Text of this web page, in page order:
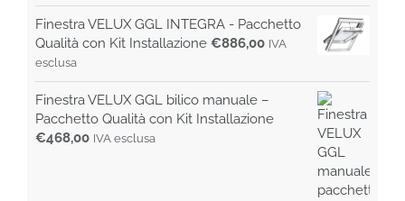
originale
era:
€99,00.
attuale
è:
€85,00.
Finestra VELUX GGL INTEGRA - Pacchetto
Qualità con Kit Installazione €886,00 IVA
esclusa
Finestra VELUX GGL bilico manuale –
Pacchetto Qualità con Kit Installazione
€468,00 IVA esclusa